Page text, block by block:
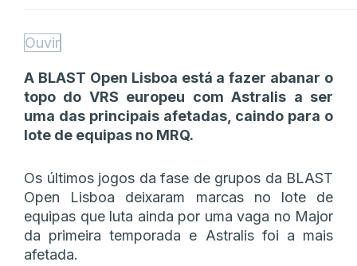
Ouvir
A BLAST Open Lisboa está a fazer abanar o
topo do VRS europeu com Astralis a ser
uma das principais afetadas, caindo para o
lote de equipas no MRQ.
Os últimos jogos da fase de grupos da BLAST
Open Lisboa deixaram marcas no lote de
equipas que luta ainda por uma vaga no Major
da primeira temporada e Astralis foi a mais
afetada.